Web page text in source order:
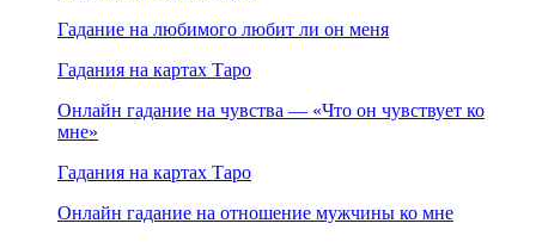
Гадание на любимого любит ли он меня
Гадания на картах Таро
Онлайн гадание на чувства — «Что он чувствует ко
мне»
Гадания на картах Таро
Онлайн гадание на отношение мужчины ко мне